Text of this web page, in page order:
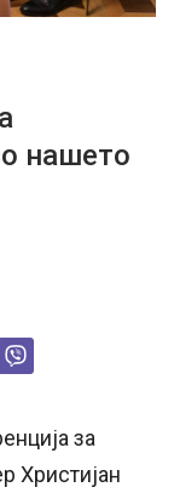
нашето
за
Христијан